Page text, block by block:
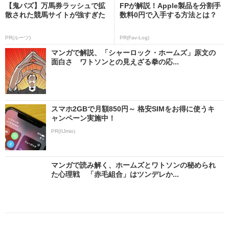
【鬼バズ】万馬券ラッシュで拡
散された競馬サイトが強すぎた
PR(ルーツ)
FPが解説！Apple製品を分割手
数料0円で入手する方法とは？
PR(Fav-Log)
マンガで解説、「シャーロック・ホームズ」原文の
面白さ ワトソンとの見えざる拳の応...
スマホ2GBで月額850円～ 格安SIMをお得に使うキ
ャンペーン実施中！
PR(IIJmio)
マンガで読み解く、ホームズとワトソンの秘められ
た心理戦 「赤毛組合」はツンデレか...